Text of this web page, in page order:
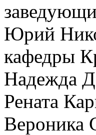
Юрий
кафедры
Надежда
Рената
Вероника